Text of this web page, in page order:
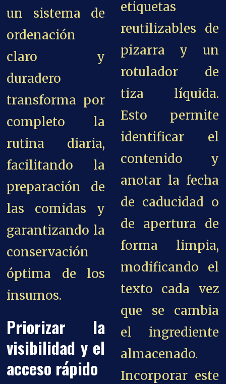
un sistema de
ordenación
claro y
duradero
transforma por
completo la
rutina diaria,
facilitando la
preparación de
las comidas y
garantizando la
conservación
óptima de los
insumos.
Priorizar la
visibilidad y el
acceso rápido
etiquetas
reutilizables de
pizarra y un
rotulador de
tiza líquida.
Esto permite
identificar el
contenido y
anotar la fecha
de caducidad o
de apertura de
forma limpia,
modificando el
texto cada vez
que se cambia
el ingrediente
almacenado.
Incorporar este